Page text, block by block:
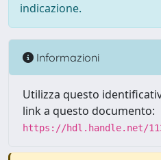
indicazione.
Informazioni
Utilizza questo
link a questo documento:
https://hdl.handle.net/